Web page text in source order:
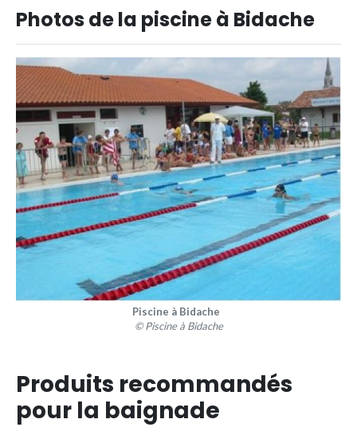
Photos de la piscine à Bidache
Piscine à Bidache
© Piscine à Bidache
Produits recommandés
pour la baignade